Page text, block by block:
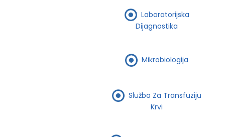
Laboratorijska
Dijagnostika
Mikrobiologija
Služba Za Transfuziju
Krvi